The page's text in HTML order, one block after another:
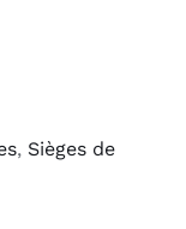
, Sièges de